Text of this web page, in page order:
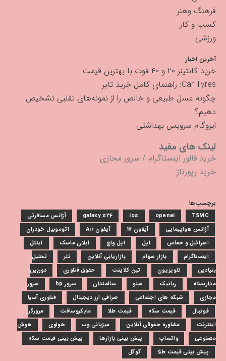
فرهنگ وهنر
کسب و کار
ورزشی
آخرین اخبار
خرید کانتینر ۲۰ و ۴۰ فوت با بهترین قیمت
Car Tyres: راهنمای کامل خرید تایر
چگونه عسل طبیعی و خالص را از نمونه‌های تقلبی تشخیص
دهیم؟
ایزوگام سرویس بهداشتی
لینک های مفید
خرید فالور اینستاگرام / سرور مجازی
خرید رپورتاژ
برچسب‌ها
galaxy s24 ios openai TSMC
آژانس مسافرتی
آژانس هواپیمایی
آیفون 17 آیفون Air
اتوموبیل خودران
اسرائیل و حماس
اپل اپل واچ ایلان ماسک
اینتل
اینستاگرام
بازار سهام بازاریابی آنلاین تتر
تحلیل
بنیادین
تلویزیون تین کلاینت حقوق فناوری
دوربین
مداربسته
رباتیک سئو سالمندان سرور hp
سرور
مجازی
شبکه های اجتماعی صرافی ارز دیجیتال
فناوری آسیا
فوتبال
قیمت سکه قیمت طلا مایکروسافت
مرورگر
اینترنت
مشاوره حقوقی آنلاین میزبانی وب هواوی
هوش
مصنوعی
واتساپ پیش بینی بازارها
پیش بینی قیمت سکه
پیش بینی قیمت طلا
گوگل